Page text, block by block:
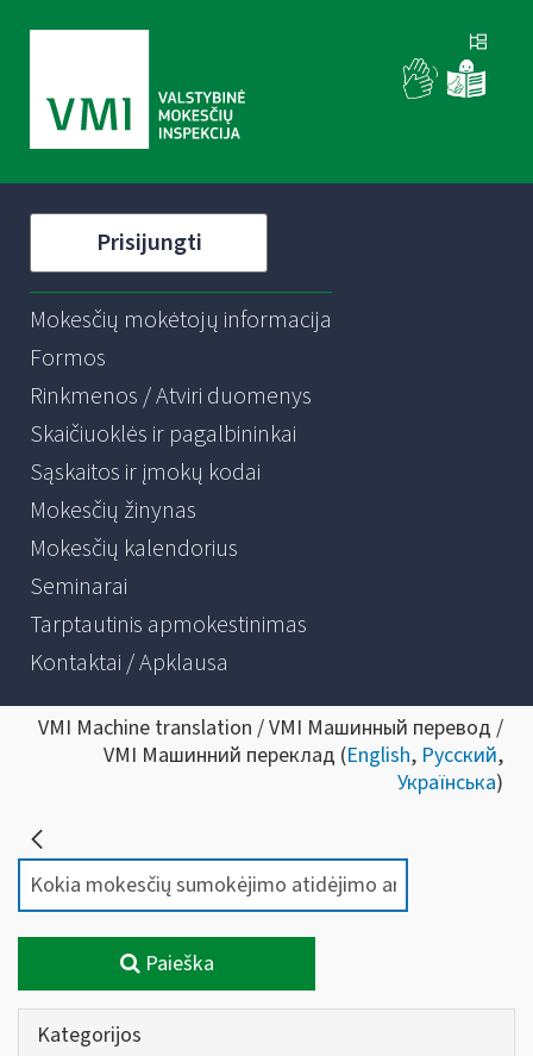
Prisijungti
Mokesčių mokėtojų informacija
Formos
Rinkmenos / Atviri duomenys
Skaičiuoklės ir pagalbininkai
Sąskaitos ir įmokų kodai
Mokesčių žinynas
Mokesčių kalendorius
Seminarai
Tarptautinis apmokestinimas
Kontaktai / Apklausa
VMI Machine translation / VMI Машинный перевод /
VMI Машинний переклад (English, Русский,
Українська)
Paieška
Kategorijos